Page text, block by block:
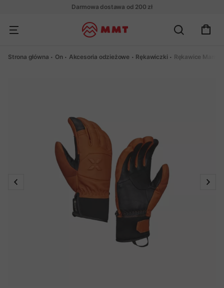
Darmowa dostawa od 200 zł
Strona główna On Akcesoria odzieżowe Rękawiczki Rękawice